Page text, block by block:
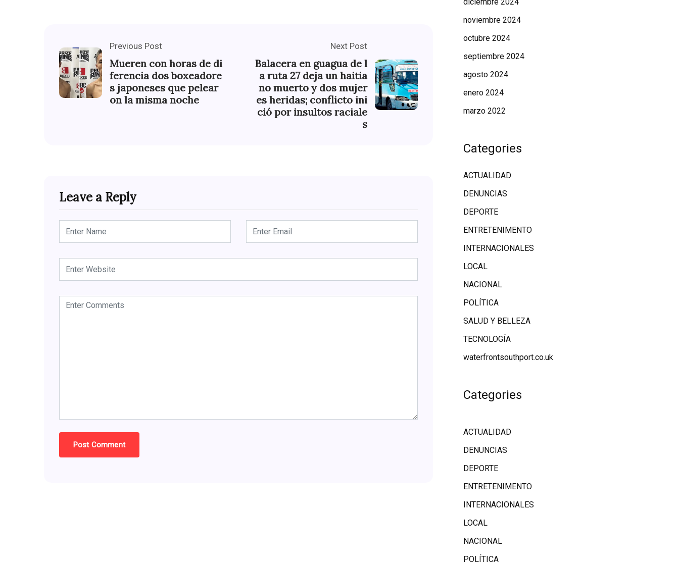
Previous Post
Mueren con horas de di
ferencia dos boxeadore
s japoneses que pelear
on la misma noche
Next Post
Balacera en guagua de l
a ruta 27 deja un haitia
no muerto y dos mujer
es heridas; conflicto ini
ció por insultos raciale
s
Leave a Reply
noviembre 2024
octubre 2024
septiembre 2024
agosto 2024
enero 2024
marzo 2022
Categories
ACTUALIDAD
DENUNCIAS
DEPORTE
ENTRETENIMENTO
INTERNACIONALES
LOCAL
NACIONAL
POLÍTICA
SALUD Y BELLEZA
TECNOLOGÍA
waterfrontsouthport.co.uk
Categories
ACTUALIDAD
DENUNCIAS
DEPORTE
ENTRETENIMENTO
INTERNACIONALES
LOCAL
NACIONAL
POLÍTICA